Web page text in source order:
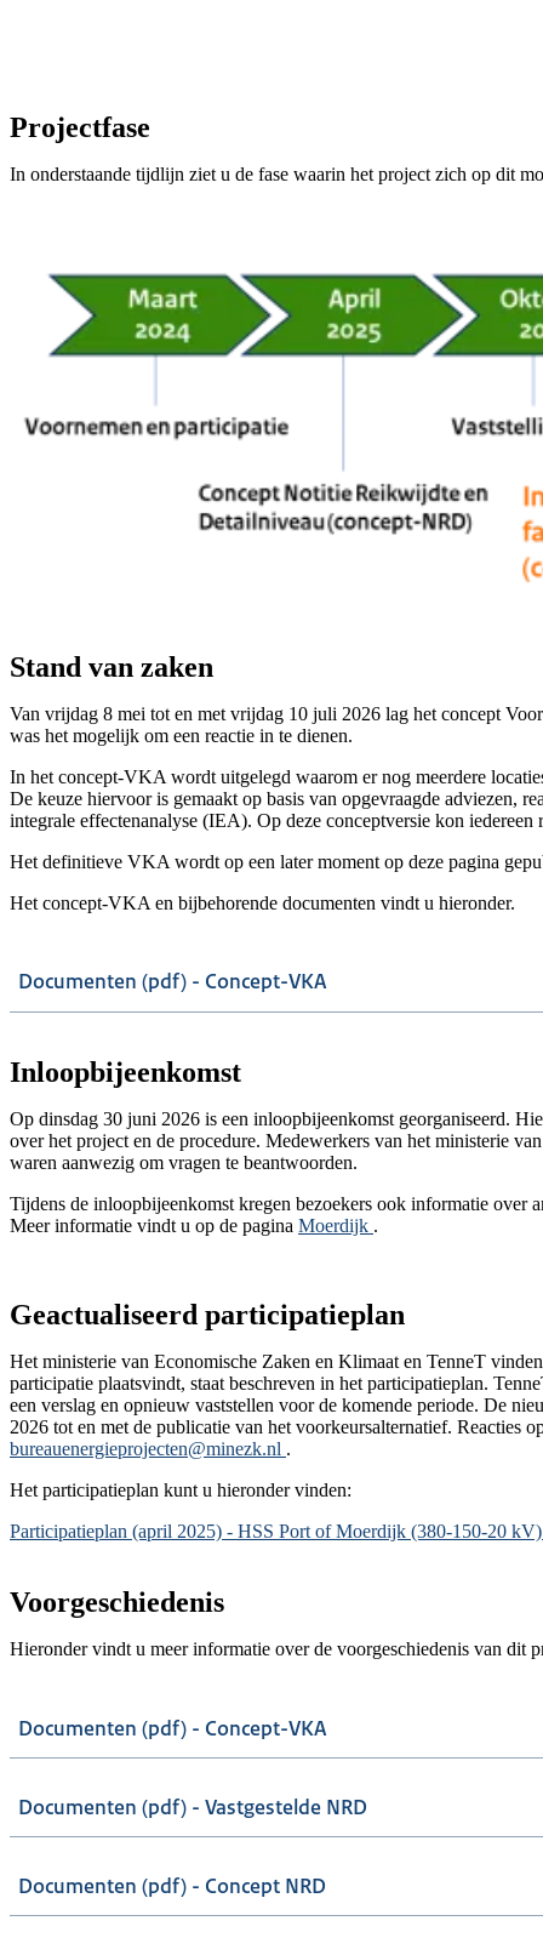
Projectfase
In onderstaande tijdlijn ziet u de fase waarin het project zich op dit
Stand van zaken
Van vrijdag 8 mei tot en met vrijdag 10 juli 2026 lag het concept
was het mogelijk om een reactie in te dienen.
In het concept-VKA wordt uitgelegd waarom er nog meerdere
De keuze hiervoor is gemaakt op basis van opgevraagde adviezen,
integrale effectenanalyse (IEA). Op deze conceptversie kon iedereen
Het definitieve VKA wordt op een later moment op deze pagina
Het concept-VKA en bijbehorende documenten vindt u hieronder.
Documenten (pdf) - Concept-VKA
Inloopbijeenkomst
Op dinsdag 30 juni 2026 is een inloopbijeenkomst georganiseerd.
over het project en de procedure. Medewerkers van het ministerie
waren aanwezig om vragen te beantwoorden.
Tijdens de inloopbijeenkomst kregen bezoekers ook informatie over
Meer informatie vindt u op de pagina Moerdijk .
Geactualiseerd participatieplan
Het ministerie van Economische Zaken en Klimaat en TenneT
participatie plaatsvindt, staat beschreven in het participatieplan.
een verslag en opnieuw vaststellen voor de komende periode. De
2026 tot en met de publicatie van het voorkeursalternatief. Reacties
bureauenergieprojecten@minezk.nl .
Het participatieplan kunt u hieronder vinden:
Document
Participatieplan (april 2025) - HSS Port of Moerdijk (380-150-20
Voorgeschiedenis
Hieronder vindt u meer informatie over de voorgeschiedenis van dit
Documenten (pdf) - Concept-VKA
Documenten (pdf) - Vastgestelde NRD
Documenten (pdf) - Concept NRD